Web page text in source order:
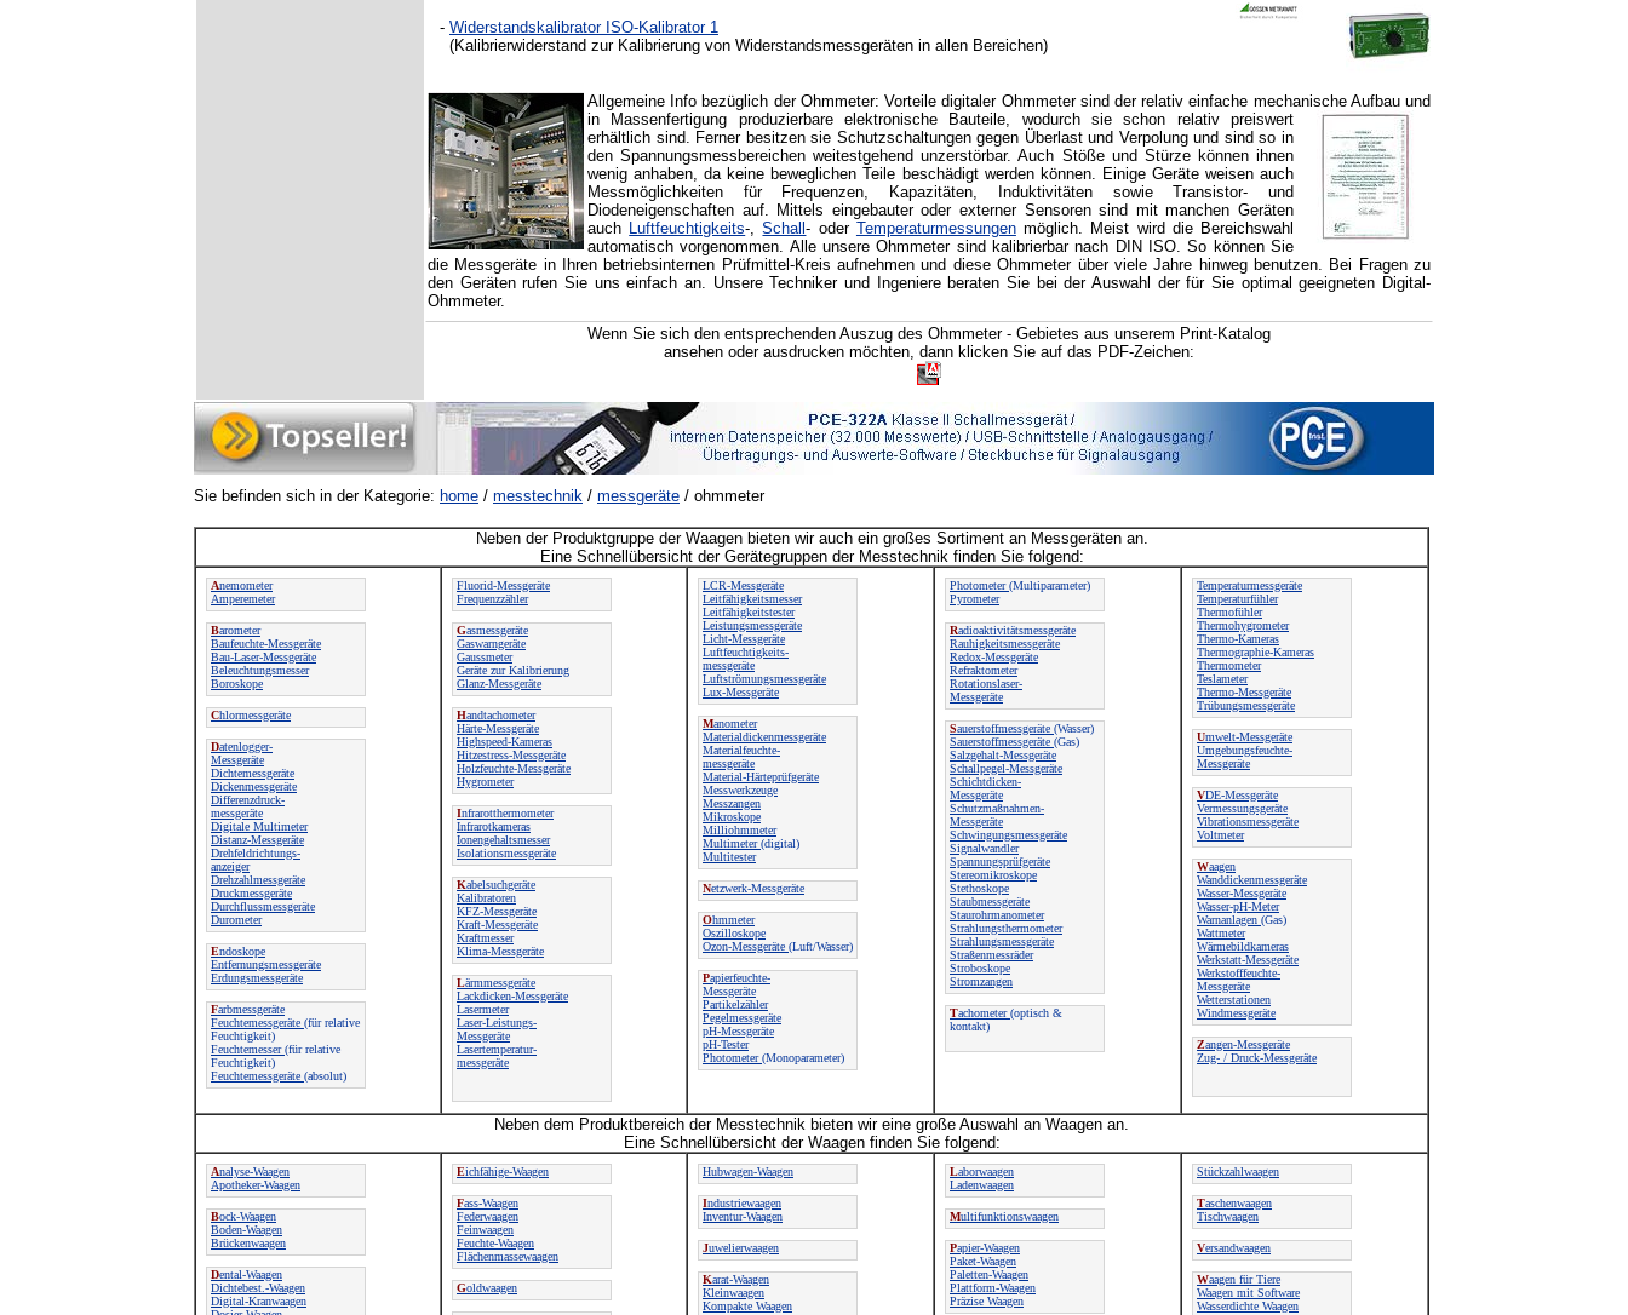
- Widerstandskalibrator ISO-Kalibrator 1
(Kalibrierwiderstand zur Kalibrierung von Widerstandsmessgeräten in allen Bereichen)
Allgemeine Info bezüglich der Ohmmeter: Vorteile digitaler Ohmmeter sind der relativ einfache mechanischeAufbau und
in Massenfertigung produzierbare elektronische Bauteile, wodurch sie schon relativ preiswert
erhältlich sind. Ferner besitzen sie Schutzschaltungen gegen Überlast und Verpolung und sind so in
den Spannungsmessbereichen weitestgehend unzerstörbar. Auch Stöße und Stürze können ihnen
wenig anhaben, da keine beweglichen Teile beschädigt werden können. Einige Geräte weisen auch
Messmöglichkeiten für Frequenzen, Kapazitäten, Induktivitäten sowie Transistor- und
Diodeneigenschaften auf. Mittels eingebauter oder externer Sensoren sind mit manchen Geräten
auch Luftfeuchtigkeits-,Schall- oder Temperaturmessungenmöglich. Meist wird die Bereichswahl
automatisch vorgenommen. Alle unsere Ohmmeter sind kalibrierbar nach DIN ISO. So können Sie
die Messgeräte in Ihren betriebsinternen Prüfmittel-Kreis aufnehmen und diese Ohmmeter über viele Jahre hinweg benutzen. Bei Fragen zu
den Geräten rufen Sie uns einfach an. Unsere Techniker und Ingeniere beraten Sie bei der Auswahl der für Sie optimal geeigneten Digital-
Ohmmeter.
Wenn Sie sich den entsprechenden Auszug des Ohmmeter - Gebietes aus unserem Print-Katalog
ansehen oder ausdrucken möchten, dann klicken Sie auf das PDF-Zeichen:
Sie befinden sich in der Kategorie: home / messtechnik / messgeräte / ohmmeter
Neben der Produktgruppe der Waagen bieten wir auch ein großes Sortiment an Messgeräten an.
Eine Schnellübersicht der Gerätegruppen der Messtechnik finden Sie folgend:
Anemometer
Amperemeter
Barometer
Baufeuchte-Messgeräte
Bau-Laser-Messgeräte
Beleuchtungsmesser
Boroskope
Chlormessgeräte
Datenlogger-
Messgeräte
Dichtemessgeräte
Dickenmessgeräte
Differenzdruck-
messgeräte
Digitale Multimeter
Distanz-Messgeräte
Drehfeldrichtungs-
anzeiger
Drehzahlmessgeräte
Druckmessgeräte
Durchflussmessgeräte
Durometer
Endoskope
Entfernungsmessgeräte
Erdungsmessgeräte
Farbmessgeräte
Feuchtemessgeräte (für relative
Feuchtigkeit)
Feuchtemesser(für relative
Feuchtigkeit)
Feuchtemessgeräte (absolut)
Fluorid-Messgeräte
Frequenzzähler
Gasmessgeräte
Gaswarngeräte
Gaussmeter
Geräte zur Kalibrierung
Glanz-Messgeräte
Handtachometer
Härte-Messgeräte
Highspeed-Kameras
Hitzestress-Messgeräte
Holzfeuchte-Messgeräte
Hygrometer
Infrarotthermometer
Infrarotkameras
Ionengehaltsmesser
Isolationsmessgeräte
Kabelsuchgeräte
Kalibratoren
KFZ-Messgeräte
Kraft-Messgeräte
Kraftmesser
Klima-Messgeräte
Lärmmessgeräte
Lackdicken-Messgeräte
Lasermeter
Laser-Leistungs-
Messgeräte
Lasertemperatur-
messgeräte
LCR-Messgeräte
Leitfähigkeitsmesser
Leitfähigkeitstester
Leistungsmessgeräte
Licht-Messgeräte
Luftfeuchtigkeits-
messgeräte
Luftströmungsmessgeräte
Lux-Messgeräte
Manometer
Materialdickenmessgeräte
Materialfeuchte-
messgeräte
Material-Härteprüfgeräte
Messwerkzeuge
Messzangen
Mikroskope
Milliohmmeter
Multimeter(digital)
Multitester
Netzwerk-Messgeräte
Ohmmeter
Oszilloskope
Ozon-Messgeräte (Luft/Wasser)
Papierfeuchte-
Messgeräte
Partikelzähler
Pegelmessgeräte
pH-Messgeräte
pH-Tester
Photometer(Monoparameter)
Photometer(Multiparameter)
Pyrometer
Radioaktivitätsmessgeräte
Rauhigkeitsmessgeräte
Redox-Messgeräte
Refraktometer
Rotationslaser-
Messgeräte
Sauerstoffmessgeräte (Wasser)
Sauerstoffmessgeräte (Gas)
Salzgehalt-Messgeräte
Schallpegel-Messgeräte
Schichtdicken-
Messgeräte
Schutzmaßnahmen-
Messgeräte
Schwingungsmessgeräte
Signalwandler
Spannungsprüfgeräte
Stereomikroskope
Stethoskope
Staubmessgeräte
Staurohrmanometer
Strahlungsthermometer
Strahlungsmessgeräte
Straßenmessräder
Stroboskope
Stromzangen
Tachometer(optisch &
kontakt)
Temperaturmessgeräte
Temperaturfühler
Thermofühler
Thermohygrometer
Thermo-Kameras
Thermographie-Kameras
Thermometer
Teslameter
Thermo-Messgeräte
Trübungsmessgeräte
Umwelt-Messgeräte
Umgebungsfeuchte-
Messgeräte
VDE-Messgeräte
Vermessungsgeräte
Vibrationsmessgeräte
Voltmeter
Waagen
Wanddickenmessgeräte
Wasser-Messgeräte
Wasser-pH-Meter
Warnanlagen (Gas)
Wattmeter
Wärmebildkameras
Werkstatt-Messgeräte
Werkstofffeuchte-
Messgeräte
Wetterstationen
Windmessgeräte
Zangen-Messgeräte
Zug- / Druck-Messgeräte
Neben dem Produktbereich der Messtechnik bieten wir eine große Auswahl an Waagen an.
Eine Schnellübersicht der Waagen finden Sie folgend:
Analyse-Waagen
Apotheker-Waagen
Bock-Waagen
Boden-Waagen
Brückenwaagen
Dental-Waagen
Dichtebest.-Waagen
Digital-Kranwaagen
Eichfähige-Waagen
Fass-Waagen
Federwaagen
Feinwaagen
Feuchte-Waagen
Flächenmassewaagen
Goldwaagen
Hubwagen-Waagen
Industriewaagen
Inventur-Waagen
Juwelierwaagen
Karat-Waagen
Kleinwaagen
Kompakte Waagen
Laborwaagen
Ladenwaagen
Multifunktionswaagen
Papier-Waagen
Paket-Waagen
Paletten-Waagen
Plattform-Waagen
Präzise Waagen
Stückzahlwaagen
Taschenwaagen
Tischwaagen
Versandwaagen
Waagen für Tiere
Waagen mit Software
Wasserdichte Waagen